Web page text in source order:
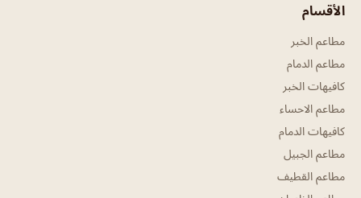
الأقسام
مطاعم الخبر
مطاعم الدمام
كافيهات الخبر
مطاعم الاحساء
كافيهات الدمام
مطاعم الجبيل
مطاعم القطيف